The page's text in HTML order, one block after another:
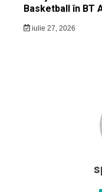
Basketball în BT
iulie 27, 2026